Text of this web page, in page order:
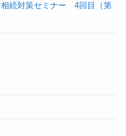
続対策セミナー 4回目（第